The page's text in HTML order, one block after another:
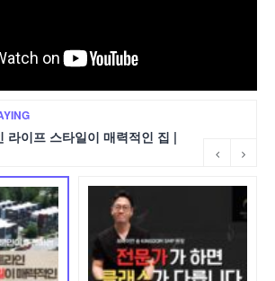
라이프 스타일이 매력적인 집 |